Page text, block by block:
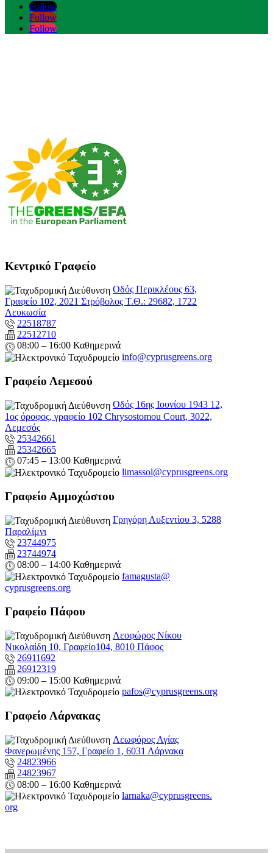
Follow
Follow
Follow
Κεντρικό Γραφείο
Οδός Περικλέους 63,
Γραφείο 102, 2021 Στρόβολος Τ.Θ.: 29682, 1722
Λευκωσία
22518787
22512710
08:00 – 16:00 Καθημερινά
info@cyprusgreens.org
Γραφείο Λεμεσού
Οδός 16ης Ιουνίου 1943 12,
1ος όροφος, γραφείο 102 Chrysostomou Court, 3022,
Λεμεσός
25342661
25342665
07:45 – 13:00 Καθημερινά
limassol@cyprusgreens.org
Γραφείο Αμμοχώστου
Γρηγόρη Αυξεντίου 3, 5288
Παραλίμνι
23744975
23744974
08:00 – 14:00 Καθημερινά
famagusta@
cyprusgreens.org
Γραφείο Πάφου
Λεοφώρος Νίκου
Νικολαίδη 10, Γραφείο104, 8010 Πάφος
26911692
26912319
09:00 – 15:00 Καθημερινά
pafos@cyprusgreens.org
Γραφείο Λάρνακας
Λεωφόρος Αγίας
Φανερωμένης 157, Γραφείο 1, 6031 Λάρνακα
24823966
24823967
08:00 – 16:00 Καθημερινά
larnaka@cyprusgreens.
org